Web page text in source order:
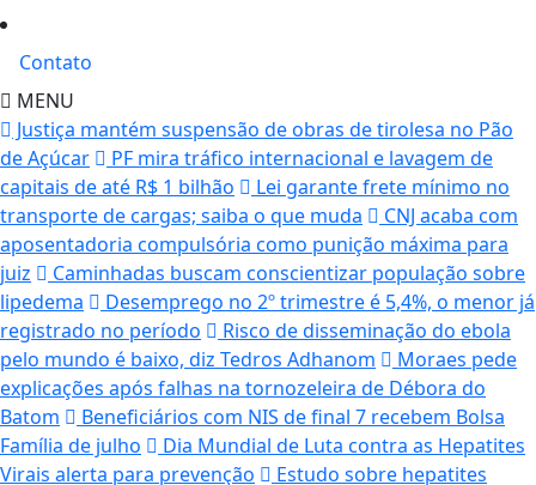
Contato
MENU
Justiça mantém suspensão de obras de tirolesa no Pão
de Açúcar
PF mira tráfico internacional e lavagem de
capitais de até R$ 1 bilhão
Lei garante frete mínimo no
transporte de cargas; saiba o que muda
CNJ acaba com
aposentadoria compulsória como punição máxima para
juiz
Caminhadas buscam conscientizar população sobre
lipedema
Desemprego no 2º trimestre é 5,4%, o menor já
registrado no período
Risco de disseminação do ebola
pelo mundo é baixo, diz Tedros Adhanom
Moraes pede
explicações após falhas na tornozeleira de Débora do
Batom
Beneficiários com NIS de final 7 recebem Bolsa
Família de julho
Dia Mundial de Luta contra as Hepatites
Virais alerta para prevenção
Estudo sobre hepatites